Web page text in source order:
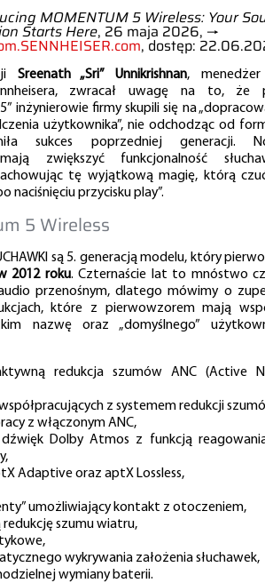
MOMENTUM 5 Wireless: Your
Starts Here, 26 maja 2026, →
, dostęp:
Sreenath „Sri” Unnikrishnan,
zwracał uwagę na to, że
inżynierowie firmy skupili się na
użytkownika”, nie odchodząc od
sukces poprzedniej generacji.
zwiększyć funkcjonalność
tę wyjątkową magię, którą
naciśnięciu przycisku play”.
5 Wireless
są 5. generacją modelu, który
2012 roku. Czternaście lat to mnóstwo
przenośnym, dlatego mówimy o
które z pierwowzorem mają
nazwę oraz „domyślnego”
redukcja szumów ANC (Active
z systemem redukcji
z włączonym ANC,
dźwięk Dolby Atmos z funkcją
Adaptive oraz aptX Lossless,
umożliwiający kontakt z otoczeniem,
szumu wiatru,
wykrywania założenia słuchawek,
wymiany baterii.